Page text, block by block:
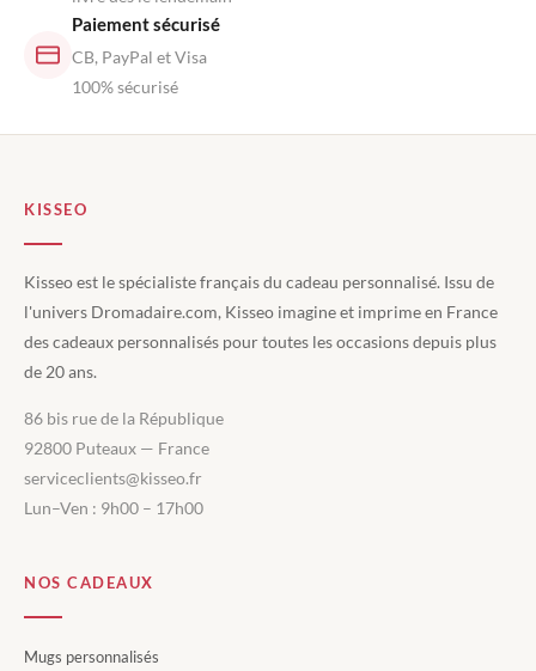
Paiement sécurisé
CB, PayPal et Visa
100% sécurisé
KISSEO
Kisseo est le spécialiste français du cadeau personnalisé. Issu de
l'univers Dromadaire.com, Kisseo imagine et imprime en France
des cadeaux personnalisés pour toutes les occasions depuis plus
de 20 ans.
86 bis rue de la République
92800 Puteaux — France
serviceclients@kisseo.fr
Lun–Ven : 9h00 – 17h00
NOS CADEAUX
Mugs personnalisés